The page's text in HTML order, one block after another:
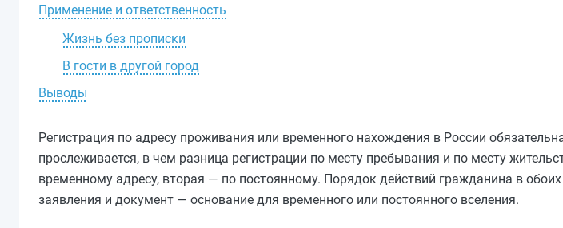
Применение и ответственность
Жизнь без прописки
В гости в другой город
Выводы
Регистрация по адресу проживания или временного нахождения в России
прослеживается, в чем разница регистрации по месту пребывания и по месту
временному адресу, вторая — по постоянному. Порядок действий гражданина в
заявления и документ — основание для временного или постоянного вселения.